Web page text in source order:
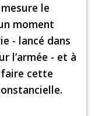
le
moment
- lancé dans
l’armée - et à
cette